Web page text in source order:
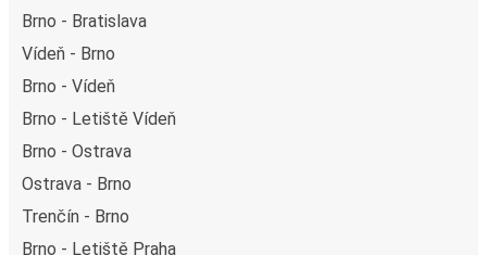
Brno - Bratislava
Vídeň - Brno
Brno - Vídeň
Brno - Letiště Vídeň
Brno - Ostrava
Ostrava - Brno
Trenčín - Brno
Brno - Letiště Praha